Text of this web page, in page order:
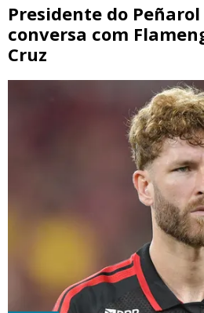
Presidente do
conversa com
Cruz